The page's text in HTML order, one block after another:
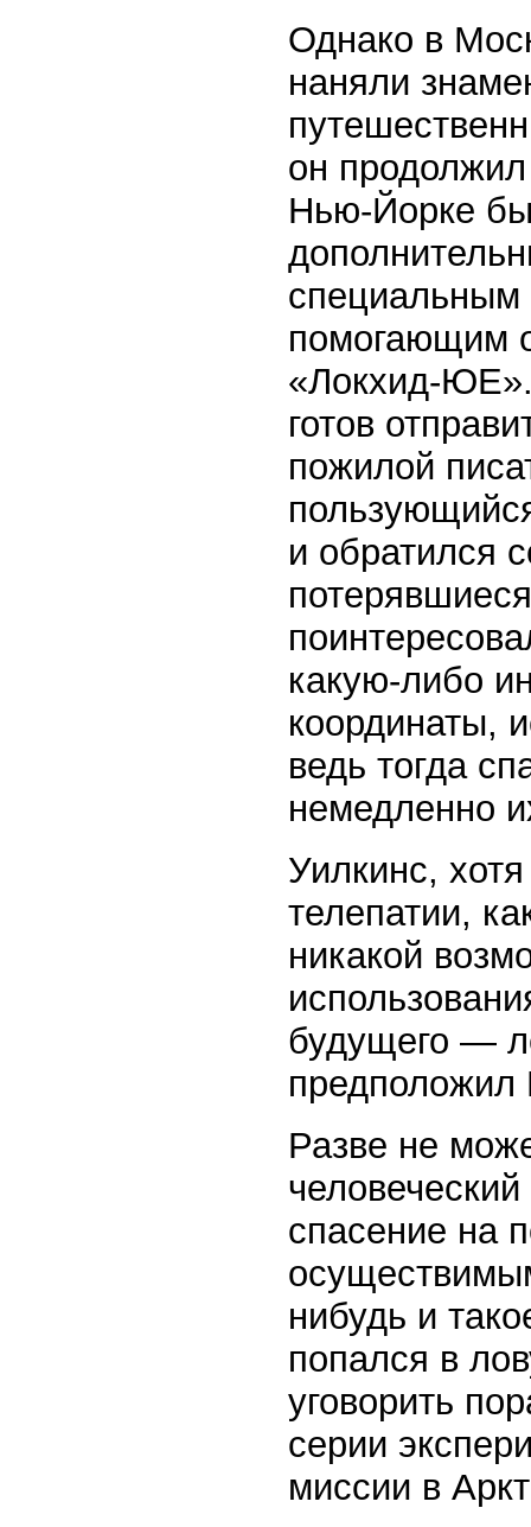
Однако в
наняли
он
Нью-Йорке
специальным
помогающим
«Локхид-
готов
пожилой
и обратился
какую-либо
координаты,
ведь тогда
немедленно
Уилкинс,
телепатии,
никакой
будущего —
Разве не
спасение на
нибудь и
попался в
уговорить
серии
миссии в